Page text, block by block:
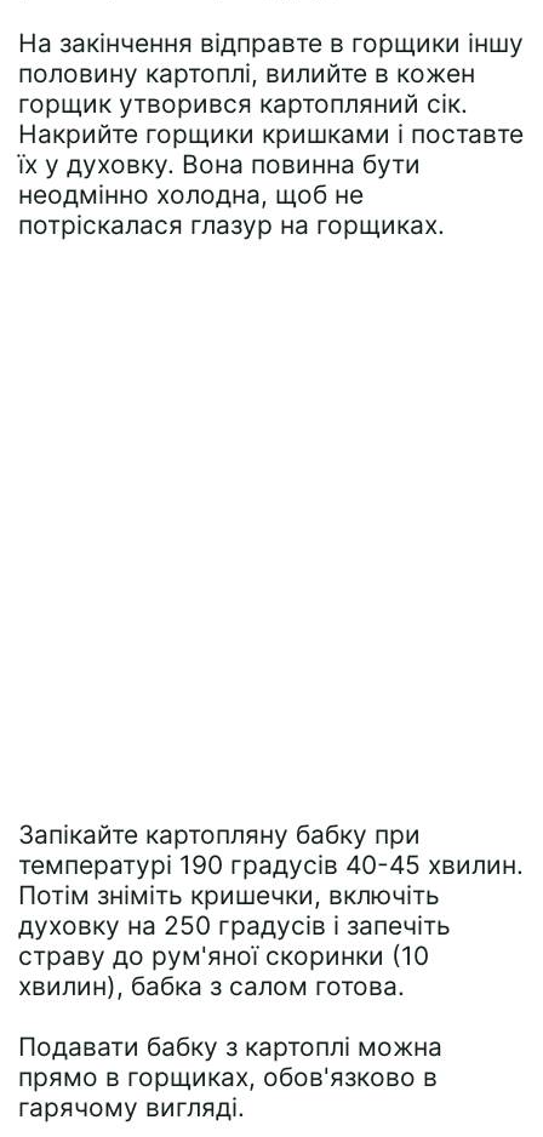
На закінчення відправте в горщики іншу
половину картоплі, вилийте в кожен
горщик утворився картопляний сік.
Накрийте горщики кришками і поставте
їх у духовку. Вона повинна бути
неодмінно холодна, щоб не
потріскалася глазур на горщиках.
Запікайте картопляну бабку при
температурі 190 градусів 40-45 хвилин.
Потім зніміть кришечки, включіть
духовку на 250 градусів і запечіть
страву до рум'яної скоринки (10
хвилин), бабка з салом готова.
Подавати бабку з картоплі можна
прямо в горщиках, обов'язково в
гарячому вигляді.